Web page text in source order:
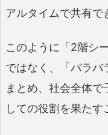
アルタイムで共有で
このように「2階シ
ではなく、「バラバ
まとめ、社会全体で
しての役割を果たす